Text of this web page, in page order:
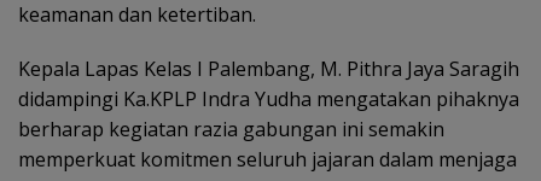
keamanan dan ketertiban.
Kepala Lapas Kelas I Palembang, M. Pithra Jaya Saragih
didampingi Ka.KPLP Indra Yudha mengatakan pihaknya
berharap kegiatan razia gabungan ini semakin
memperkuat komitmen seluruh jajaran dalam menjaga